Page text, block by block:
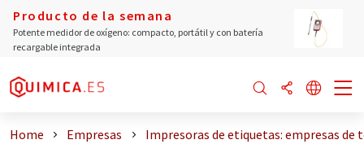
Producto de la semana
Potente medidor de oxígeno: compacto, portátil y con batería
recargable integrada
Home Empresas Impresoras de etiquetas: empresas de